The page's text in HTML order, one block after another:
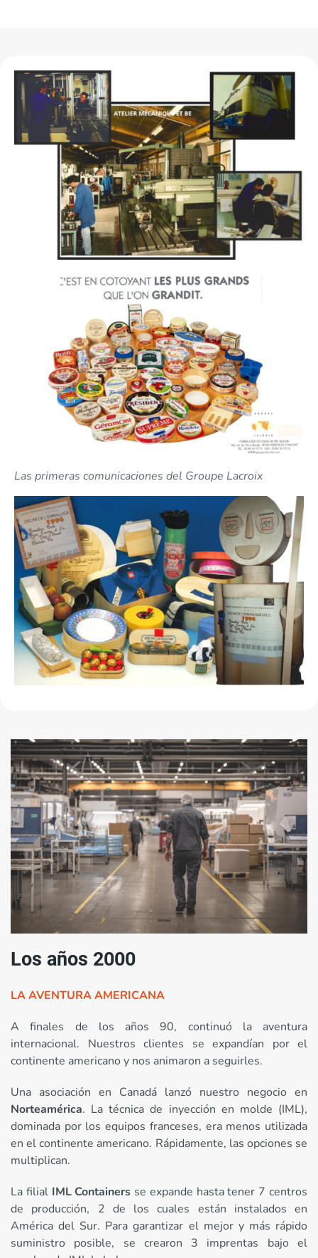
Las primeras comunicaciones del Groupe Lacroix
Los años 2000
LA AVENTURA AMERICANA
A finales de los años 90, continuó la aventura
internacional. Nuestros clientes se expandían por el
continente americano y nos animaron a seguirles.
Una asociación en Canadá lanzó nuestro negocio en
Norteamérica. La técnica de inyección en molde (IML),
dominada por los equipos franceses, era menos utilizada
en el continente americano. Rápidamente, las opciones se
multiplican.
La filial IML Containers se expande hasta tener 7 centros
de producción, 2 de los cuales están instalados en
América del Sur. Para garantizar el mejor y más rápido
suministro posible, se crearon 3 imprentas bajo el